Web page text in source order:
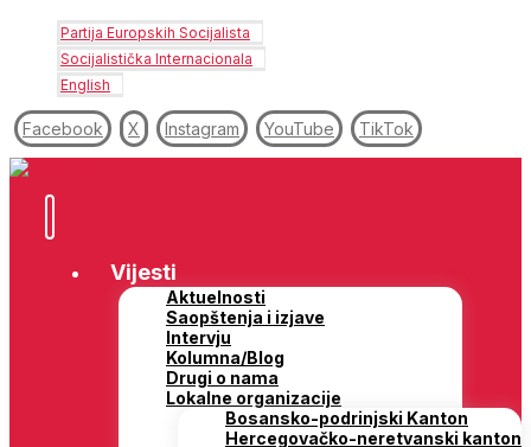
Partija Europskih Socijalista
Socijalistička Internacionala
English
Facebook X Instagram YouTube TikTok
Vijesti
Aktuelnosti
Saopštenja i izjave
Intervju
Kolumna/Blog
Drugi o nama
Lokalne organizacije
Bosansko-podrinjski Kanton
Hercegovačko-neretvanski kanton